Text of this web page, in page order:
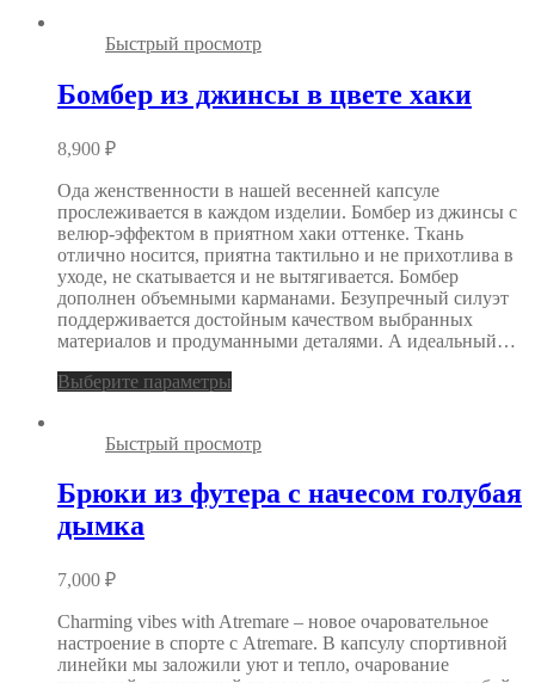
Быстрый просмотр
Бомбер из джинсы в цвете хаки
8,900 ₽
Ода женственности в нашей весенней капсуле
прослеживается в каждом изделии. Бомбер из джинсы с
велюр-эффектом в приятном хаки оттенке. Ткань
отлично носится, приятна тактильно и не прихотлива в
уходе, не скатывается и не вытягивается. Бомбер
дополнен объемными карманами. Безупречный силуэт
поддерживается достойным качеством выбранных
материалов и продуманными деталями. А идеальный…
Выберите параметры
Быстрый просмотр
Брюки из футера с начесом голубая
дымка
7,000 ₽
Charming vibes with Atremare – новое очаровательное
настроение в спорте с Atremare. В капсулу спортивной
линейки мы заложили уют и тепло, очарование